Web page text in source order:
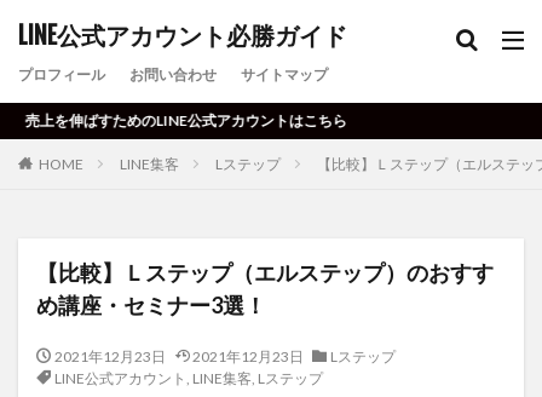
LINE公式アカウント必勝ガイド
プロフィール お問い合わせ サイトマップ
ばすためのLINE公式アカウントはこちら
HOME LINE集客 Lステップ 【比較】Ｌステップ（エルステ
【比較】Ｌステップ（エルステップ）のおすす
め講座・セミナー3選！
2021年12月23日 2021年12月23日
Lステップ
LINE公式アカウント , LINE集客, Lステップ